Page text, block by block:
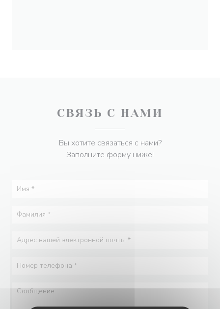
СВЯЗЬ С НАМИ
Вы хотите связаться с нами?
Заполните форму ниже!